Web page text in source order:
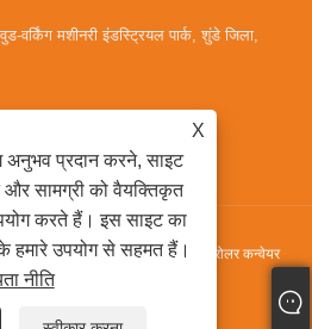
मशीनरी इंडस्ट्रियल पार्क, शुंडे जिला,
कंपनी लिमिटेड। - बिना शक्ति वाली रोलर कन्वेयर
मशीन - सर्वाधिकार सुरक्षित
X
अनुभव प्रदान करने, साइट
सामग्री को वैयक्तिकृत
करते हैं। इस साइट का
उपयोग से सहमत हैं।
नीति